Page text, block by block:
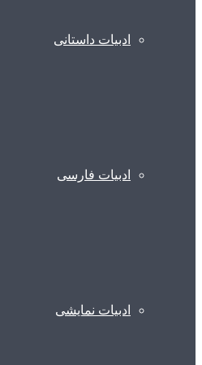
ادبیات داستانی
ادبیات فارسی
ادبیات نمایشی